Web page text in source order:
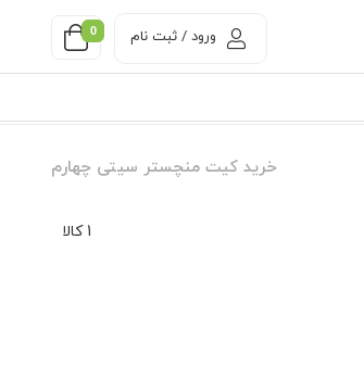
0 ورود / ثبت نام
خرید کیت منچستر سیتی چهارم
1 کالا